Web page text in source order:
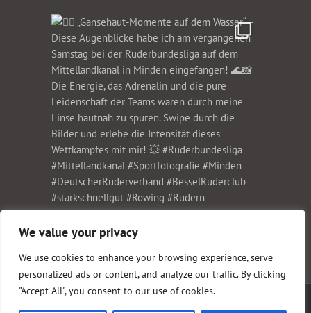
We value your privacy
We use cookies to enhance your browsing experience, serve
personalized ads or content, and analyze our traffic. By clicking
"Accept All", you consent to our use of cookies.